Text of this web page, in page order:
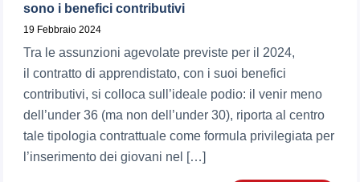
sono i benefici contributivi
19 Febbraio 2024
Tra le assunzioni agevolate previste per il 2024,
il contratto di apprendistato, con i suoi benefici
contributivi, si colloca sull’ideale podio: il venir meno
dell’under 36 (ma non dell’under 30), riporta al centro
tale tipologia contrattuale come formula privilegiata per
l’inserimento dei giovani nel […]